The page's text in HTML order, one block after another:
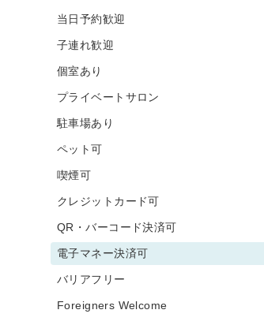
当日予約歓迎
子連れ歓迎
個室あり
プライベートサロン
駐車場あり
ペット可
喫煙可
クレジットカード可
QR・バーコード決済可
電子マネー決済可
バリアフリー
Foreigners Welcome